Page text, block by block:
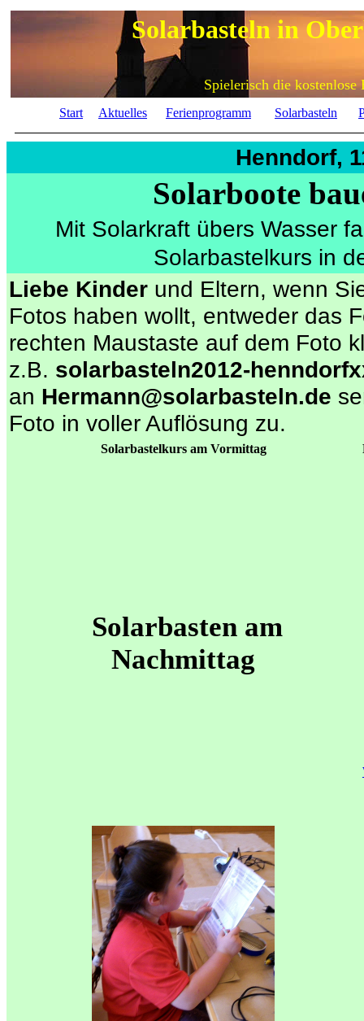
Solarbasteln in
Spielerisch die
Start Aktuelles Ferienprogramm Solarbasteln
Henndorf,
Solarboote
Mit Solarkraft übers Wasser
Solarbastelkurs in
Liebe Kinder und Eltern, wenn
Fotos haben wollt, entweder das
rechten Maustaste auf dem Foto
z.B. solarbasteln2012-
an Hermann@solarbasteln.de
Foto in voller Auflösung zu.
Solarbastelkurs am Vormittag
Solarbasten am
Nachmittag